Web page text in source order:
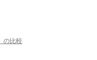
の比較